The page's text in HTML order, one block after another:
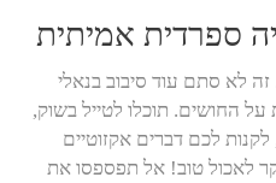
ספרדית אמיתית
לא סתם עוד סיבוב בנאלי
החושים. תוכלו לטייל בשוק,
לכם דברים אקזוטיים
לאכול טוב! אל תפספסו את